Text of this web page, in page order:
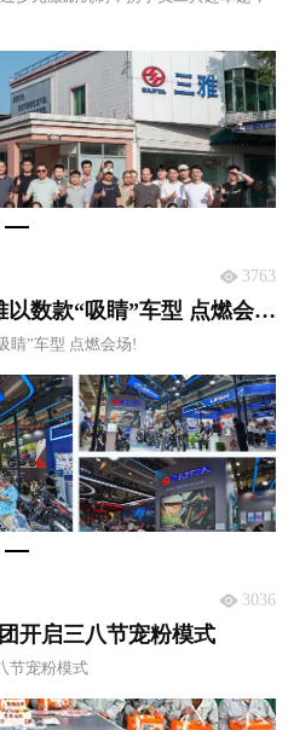
3763
137届广交会的见证！三雅以数款“吸睛”车型 点燃会场!
睛”车型 点燃会场!
3036
开启三八节宠粉模式
节宠粉模式